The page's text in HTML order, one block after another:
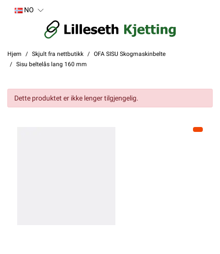
NO
Hjem Skjult fra nettbutikk
OFA SISU Skogmaskinbelte
Sisu beltelås lang 160 mm
Dette produktet er ikke lenger tilgjengelig.